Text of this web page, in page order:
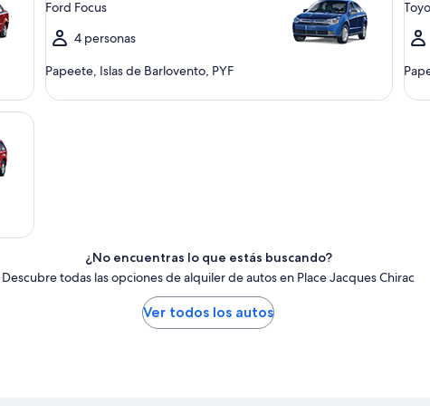
Ford Focus
4 personas
Papeete, Islas de Barlovento, PYF
¿No encuentras lo que estás buscando?
Descubre todas las opciones de alquiler de autos en Place Jacques Chirac
Ver todos los autos